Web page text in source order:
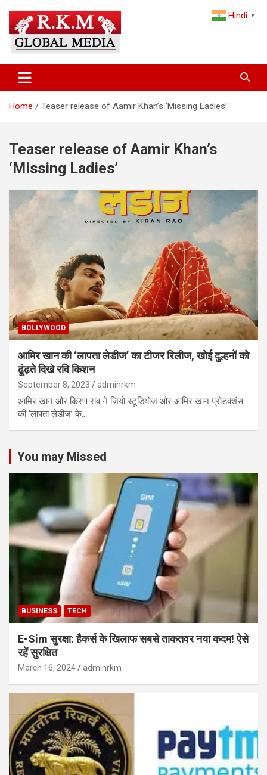
content
Latest Hindi News & Breaking
News – RKM Global Media
and the World
Home Teaser release of Aamir Khan’s ‘Missing Ladies’
Teaser release of Aamir Khan’s
‘Missing Ladies’
BOLLYWOOD
आमिर खान की ‘लापता लेडीज’ का टीजर रिलीज, खोई दुल्हनों को
ढूंढ़ते दिखे रवि किशन
September 8, 2023 adminrkm
आमिर खान और किरण राव ने जियो स्टूडियोज और आमिर खान प्रोडक्शंस
की ‘लापता लेडीज’ के…
You may Missed
BUSINESS TECH
E-Sim सुरक्षा: हैकर्स के खिलाफ सबसे ताकतवर नया कदम! ऐसे
रहें सुरक्षित
March 16, 2024 adminrkm
Hindi ▼